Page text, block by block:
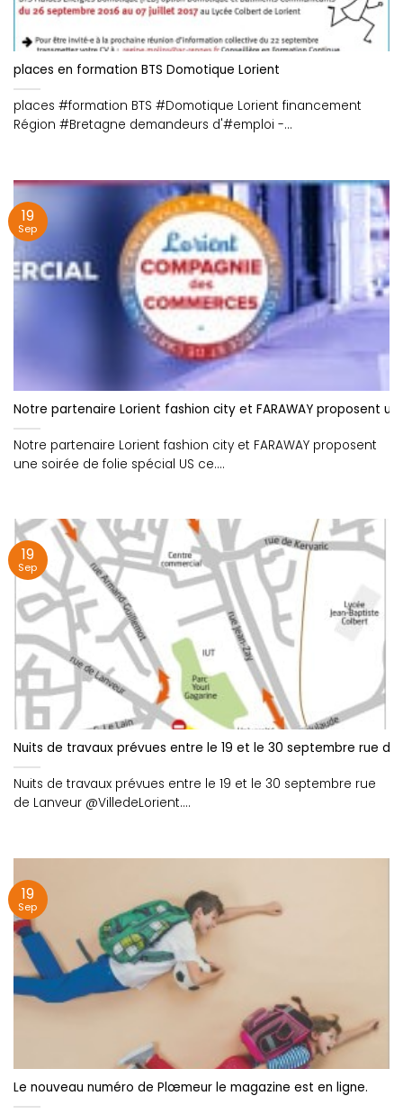
places en formation BTS Domotique Lorient
places #formation BTS #Domotique Lorient financement
Région #Bretagne demandeurs d'#emploi -
Notre partenaire Lorient fashion city et FARAWAY proposent
Notre partenaire Lorient fashion city et FARAWAY proposent
une soirée de folie spécial US ce....
19
Sep
Nuits de travaux prévues entre le 19 et le 30 septembre rue de
Nuits de travaux prévues entre le 19 et le 30 septembre rue
de Lanveur @VilledeLorient....
19
Sep
Le nouveau numéro de Plœmeur le magazine est en ligne.
19
Sep